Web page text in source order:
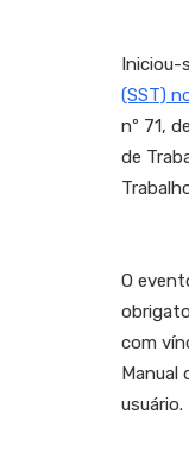
Iniciou-
(SST)
nº 71,
de
O
com
Manual
usuário.